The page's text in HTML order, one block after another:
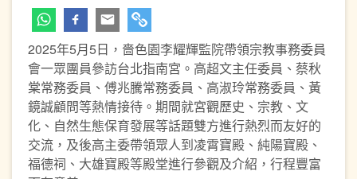
2025年5月5日，嗇色園李耀輝監院帶領宗教事務委員
會一眾團員參訪台北指南宮。高超文主任委員、蔡秋
棠常務委員、傅兆騰常務委員、高淑玲常務委員、黃
鏡誠顧問等熱情接待。期間就宮觀歷史、宗教、文
化、自然生態保育發展等話題雙方進行熱烈而友好的
交流，及後高主委帶領眾人到凌霄寶殿、純陽寶殿、
福德祠、大雄寶殿等殿堂進行參觀及介紹，行程豐富